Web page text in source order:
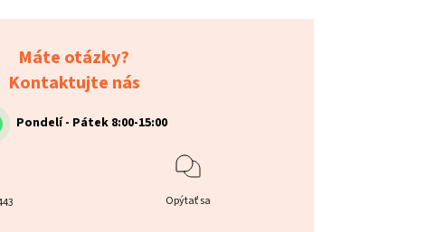
Máte otázky?
Kontaktujte nás
Pondelí - Pátek 8:00-15:00
Opýtať sa